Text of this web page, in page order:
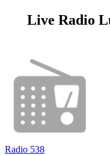
Live Radio
Radio 538